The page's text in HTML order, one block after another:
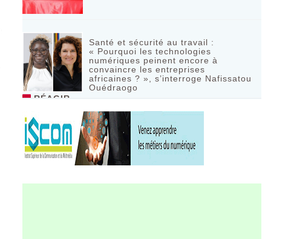
Santé et sécurité au travail :
« Pourquoi les technologies
numériques peinent encore à
convaincre les entreprises
africaines ? », s’interroge Nafissatou
Ouédraogo
RÉAGIR